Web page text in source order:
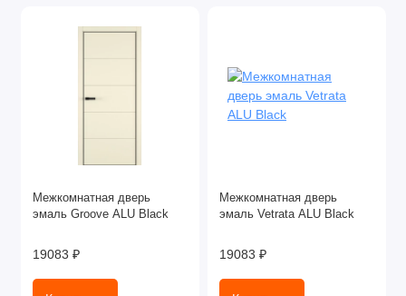
Межкомнатная дверь
эмаль Groove ALU Black
19083 ₽
Межкомнатная дверь
эмаль Vetrata ALU Black
19083 ₽